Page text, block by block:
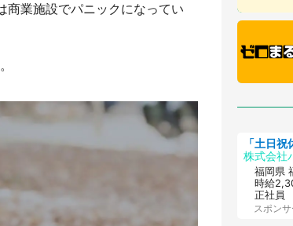
業施設でパニックになってい
株式会社
福岡県
時給
正社員
スポン